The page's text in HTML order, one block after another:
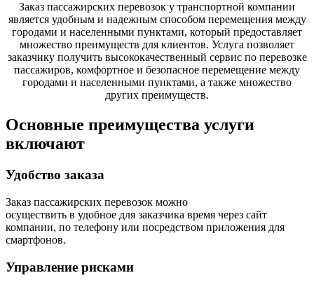
Заказ пассажирских перевозок у транспортной компании
является удобным и надежным способом перемещения между
городами и населенными пунктами, который предоставляет
множество преимуществ для клиентов. Услуга позволяет
заказчику получить высококачественный сервис по перевозке
пассажиров, комфортное и безопасное перемещение между
городами и населенными пунктами, а также множество
других преимуществ.
Основные преимущества услуги
включают
Удобство заказа
Заказ пассажирских перевозок можно
осуществить в удобное для заказчика время через сайт
компании, по телефону или посредством приложения для
смартфонов.
Управление рисками